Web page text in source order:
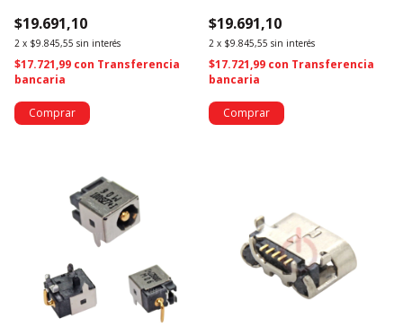
$19.691,10
2 x $9.845,55 sin interés
$17.721,99 con Transferencia
bancaria
$19.691,10
2 x $9.845,55 sin interés
$17.721,99 con Transferencia
bancaria